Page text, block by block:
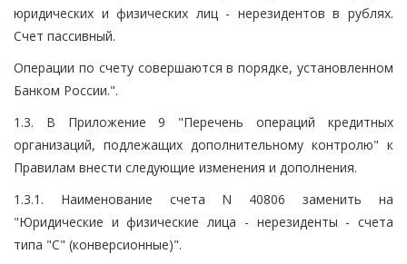
юридических и физических лиц - нерезидентов в рублях.
Счет пассивный.
Операции по счету совершаются в порядке, установленном
Банком России.".
1.3. В Приложение 9 "Перечень операций кредитных
организаций, подлежащих дополнительному контролю" к
Правилам внести следующие изменения и дополнения.
1.3.1. Наименование счета N 40806 заменить на
"Юридические и физические лица - нерезиденты - счета
типа "С" (конверсионные)".